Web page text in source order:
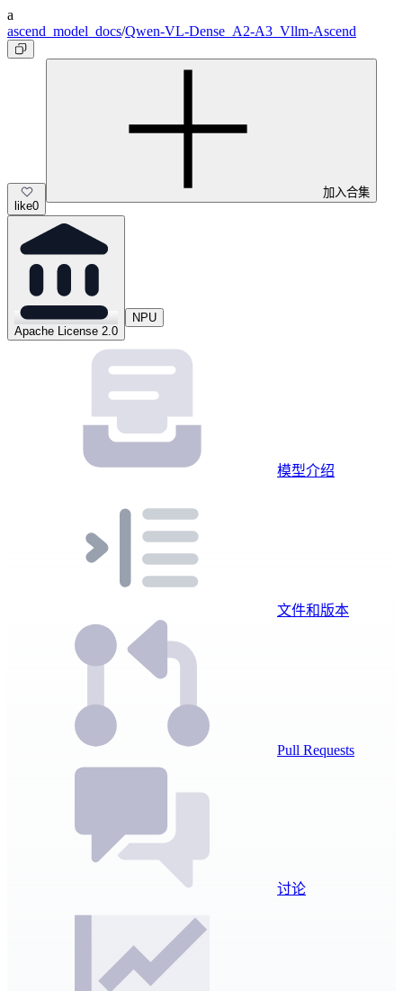
a
ascend_model_docs/Qwen-VL-Dense_A2-A3_Vllm-Ascend
like0
加入合集
Apache License 2.0
NPU
模型介绍
文件和版本
Pull Requests
讨论